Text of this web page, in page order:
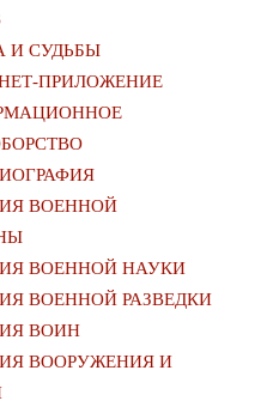
И СУДЬБЫ
ПРИЛОЖЕНИЕ
ВОЕННОЙ
ВОЕННОЙ НАУКИ
ВОЕННОЙ РАЗВЕДКИ
ВОИН
ВООРУЖЕНИЯ И